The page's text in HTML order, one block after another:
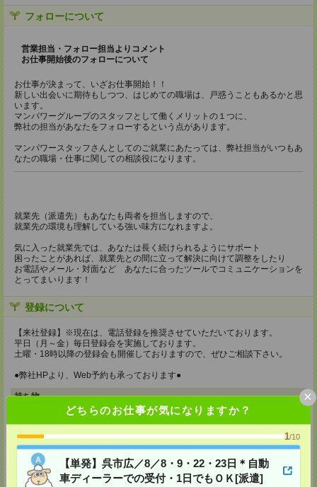
どちらのお仕事が気になりますか？
1/10
【単発】呉市広／8／8・9・22・23日＊自動
車ディーラーでの受付・1日でもＯＫ[派遣]
×
フォローについて
営業担当・フォロー担当よりコメント
お仕事開始後のフォローについて
お仕事が決まって、いざお仕事開始！！
新しい出会いに期待もしつつ、はじめての職場は、戸惑うこともあるかと思
います。
マンパワーグループのスタッフとして働くメリットの１つに、
弊社の担当があなたをフォローするという点があります。
マンパワースタッフさんとしてのご就業にあたっては、弊社担当がいつもあ
なたの職場・仕事に関しての相談役になります。
就業先（派遣先）もあなたも両者を担当しますので、
就業先の環境も理解している強い味方になれますよ。
気に入った就業先では、あなたは長く続けられるようにサポート
困ったことがあれば、就業先との間に立って解決に向けて調整をしたり
お電話やメール・対面など あなたに合ったツールでコミュニケーションを
とってまいります！
登録について
【来社登録】※現在は、電話登録を推奨させていただいております。
平日（月～金）毎日登録会を実施しております。
土曜・18時以降の登録会も開催しておりますので、ぜひご相談下さい。
●弊社HPより、Web予約も承っております●
持ち物
【来社登録】※現在は、電話登録を推奨させていただいております。
・印鑑
・免許証など本人確認書類
・職務経歴書